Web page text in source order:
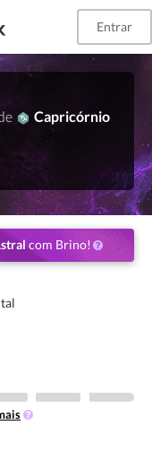
Entrar
Capricórnio
com Brino!